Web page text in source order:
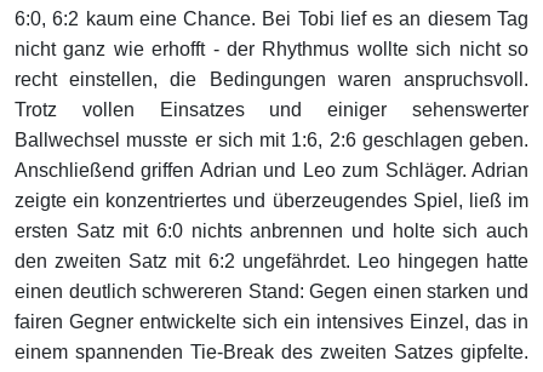
6:0, 6:2 kaum eine Chance. Bei Tobi lief es an diesem Tag
nicht ganz wie erhofft - der Rhythmus wollte sich nicht so
recht einstellen, die Bedingungen waren anspruchsvoll.
Trotz vollen Einsatzes und einiger sehenswerter
Ballwechsel musste er sich mit 1:6, 2:6 geschlagen geben.
Anschließend griffen Adrian und Leo zum Schläger. Adrian
zeigte ein konzentriertes und überzeugendes Spiel, ließ im
ersten Satz mit 6:0 nichts anbrennen und holte sich auch
den zweiten Satz mit 6:2 ungefährdet. Leo hingegen hatte
einen deutlich schwereren Stand: Gegen einen starken und
fairen Gegner entwickelte sich ein intensives Einzel, das in
einem spannenden Tie-Break des zweiten Satzes gipfelte.